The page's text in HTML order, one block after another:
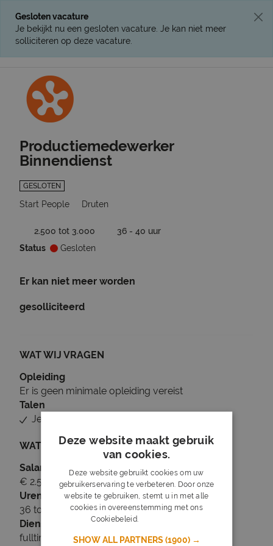
Gesloten vacature
Je bekijkt nu een gesloten vacature. Je kan niet meer
solliciteren op deze vacature.
Productiemedewerker
Binnendienst
GESLOTEN
Start People Druten
2.500 tot 3.000
36 - 40 uur
Status
Gesloten
Er kan niet meer worden
gesolliciteerd
WAT WIJ VRAGEN
Opleiding
Er is geen minimale opleiding vereist
Talen
Je beheerst Nederlands
WAT WIJ BIEDEN
Salaris
€ 2.500 tot € 3.000
Uren
36 tot 40 uur per week
Dienstverband
fulltime
Deze website maakt gebruik
van cookies.
Deze website gebruikt cookies om uw
gebruikerservaring te verbeteren. Door onze
website te gebruiken, stemt u in met alle
cookies in overeenstemming met ons
Cookiebeleid.
SHOW ALL PARTNERS(1900) →